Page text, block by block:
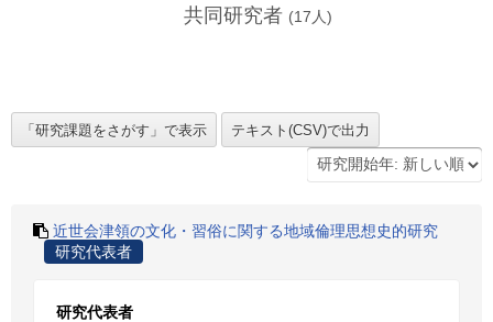
共同研究者 (17 人)
近世会津領の文化・習俗に関する地域倫理思想史的研究
研究代表者
研究代表者